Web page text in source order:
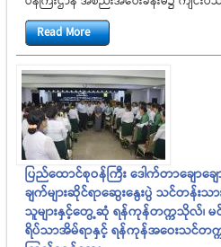
Read More
ပြည်ထောင်စုဝန်ကြီး ဒေါက်တာချောချ
ချက်များဆိုင်ရာဆွေးနွေးပွဲ သင်တန်းသ
သူများနှင့်တွေ့ဆုံ ရန်ကုန်တက္ကသိုလ်၊ မင်
ရိပ်သာအိမ်ရာနှင့် ရန်ကုန်အဝေးသင်